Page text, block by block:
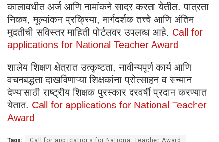
कालावधीत अर्ज आणि नामांकने सादर करता येतील. पात्रता
निकष, मूल्यांकन प्रक्रिया, मार्गदर्शक तत्त्वे आणि अंतिम
मुदतीची सविस्तर माहिती पोर्टलवर उपलब्ध आहे. Call for
applications for National Teacher Award
शालेय शिक्षण क्षेत्रात उत्कृष्टता, नावीन्यपूर्ण कार्य आणि
वचनबद्धता दाखविणाऱ्या शिक्षकांना प्रोत्साहन व सन्मान
देण्यासाठी राष्ट्रीय शिक्षक पुरस्कार दरवर्षी प्रदान करण्यात
येतात. Call for applications for National Teacher
Award
Tags: Call for applications for National Teacher Award